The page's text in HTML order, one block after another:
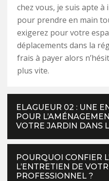
chez vous, je suis apte
pour prendre en main
exigerez pour votre
déplacements dans la
frais à payer alors
plus vite.
ELAGUEUR 02 : UNE
POUR
VOTRE JARDIN DANS
POURQUOI CONFIER
L’ENTRETIEN DE
PROFESSIONNEL ?